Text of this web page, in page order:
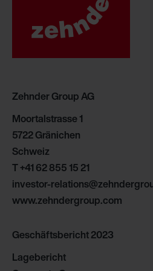
Zehnder Group France: Protection
Zehnder Group Ibérica SAU:
Zehnder Group Italia S.r.l.: Privacy
Zehnder Group Sales
Zehnder Group Schweiz AG:
Zehnder Group UK Limited:
Zehnder Group AG
Moortalstrasse 1
5722 Gränichen
Schweiz
T+41 62 855 15 21
investor-
www.zehndergroup.com
Geschäftsbericht 2023
Lagebericht